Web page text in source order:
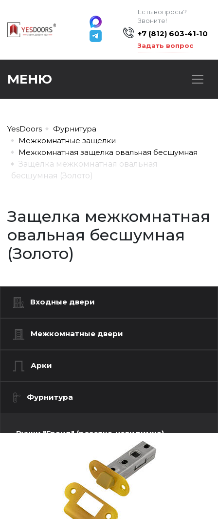
Есть вопросы?
Звоните!
+7 (812) 603-41-10
Задать вопрос
МЕНЮ
YesDoors
Фурнитура
Межкомнатные защелки
Межкомнатная защелка овальная бесшумная
Защелка межкомнатная овальная
бесшумная (Золото)
Защелка межкомнатная
овальная бесшумная
(Золото)
Входные двери
Межкомнатные двери
Арки
Фурнитура
Ручки "Гранд" (розетка-невидимка)
Ручки "Люкс" (моно квадрат)
Ручки "Люкс" (моно-круг)
Ручки "Стандарт" (квадратная розетка)
Ручки "Стандарт" (круглая розетка)
Ручки "Стандарт" (фигурная розетка)